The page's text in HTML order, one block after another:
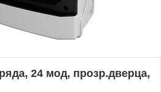
24 мод, прозр.дверца,